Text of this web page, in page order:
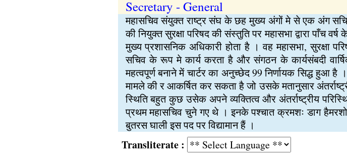
Secretary - General
महासचिव संयुक्त राष्ट्र संघ के छह मुख्य अंगों मे से एक अंग
की नियुक्त सुरक्षा परिषद की संस्तुति पर महासभा द्वारा पाँच
मुख्य प्रशासनिक अधिकारी होता है । वह महासभा, सुरक्षा
सचिव के रूप मे कार्य करता है और संगठन के कार्यसंबदी
महत्वपूर्ण बनाने में चार्टर का अनुच्छेद 99 निर्णायक सिद्ध हुआ
मामले की र आकर्षित कर सकता है जो उसके मतानुसार
स्थिति बहुत कुछ उसेक अपने व्यक्तित्व और अंतर्राष्ट्रीय
प्रथम महासचिव चुने गए थे । इनके पश्चात क्रमशः डाग
बुतरस घाली इस पद पर विद्यामान हैं ।
Transliterate :